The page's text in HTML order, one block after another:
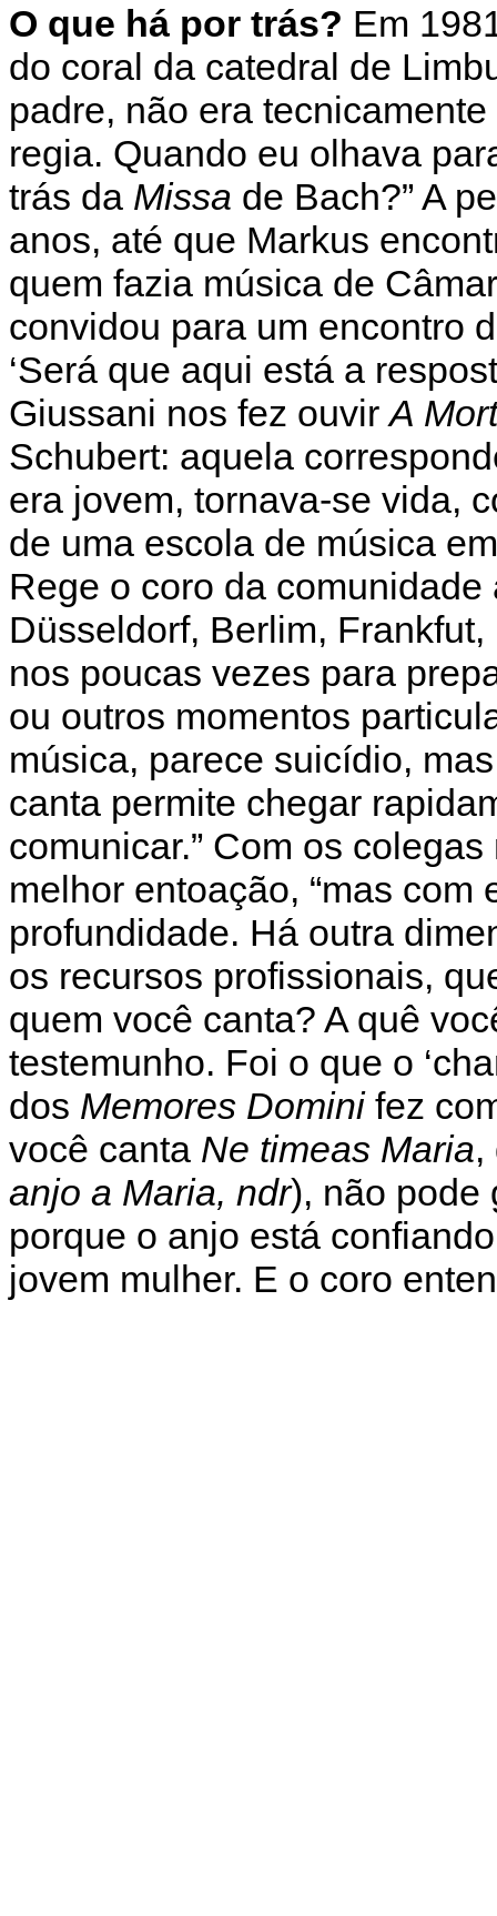
O que há por trás? Em
do coral da catedral de
padre, não era
regia. Quando eu olhava
trás da Missa de Bach?” A
anos, até que Markus
quem fazia música de
convidou para um encontro
‘Será que aqui está a
Giussani nos fez ouvirA
Schubert: aquela
era jovem, tornava-se vida,
de uma escola de música
Rege o coro da
Düsseldorf, Berlim,
nos poucas vezes para
ou outros momentos
música, parece suicídio,
canta permite chegar
comunicar.” Com os
melhor entoação, “mas
profundidade. Há outra
os recursos profissionais,
quem você canta? A quê
testemunho. Foi o que o
dos Memores Dominifez
você canta Ne timeas Maria,
anjo a Maria, ndr), não pode
porque o anjo está
jovem mulher. E o coro